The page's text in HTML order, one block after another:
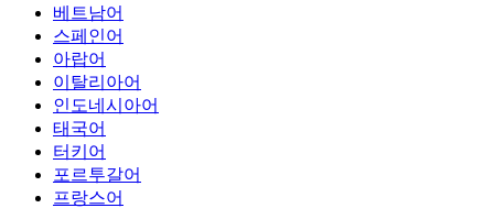
베트남어
스페인어
아랍어
이탈리아어
인도네시아어
태국어
터키어
포르투갈어
프랑스어